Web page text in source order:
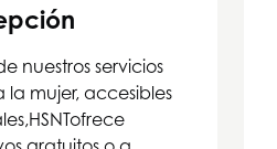
nuestros servicios
mujer, accesibles
HSNTofrece